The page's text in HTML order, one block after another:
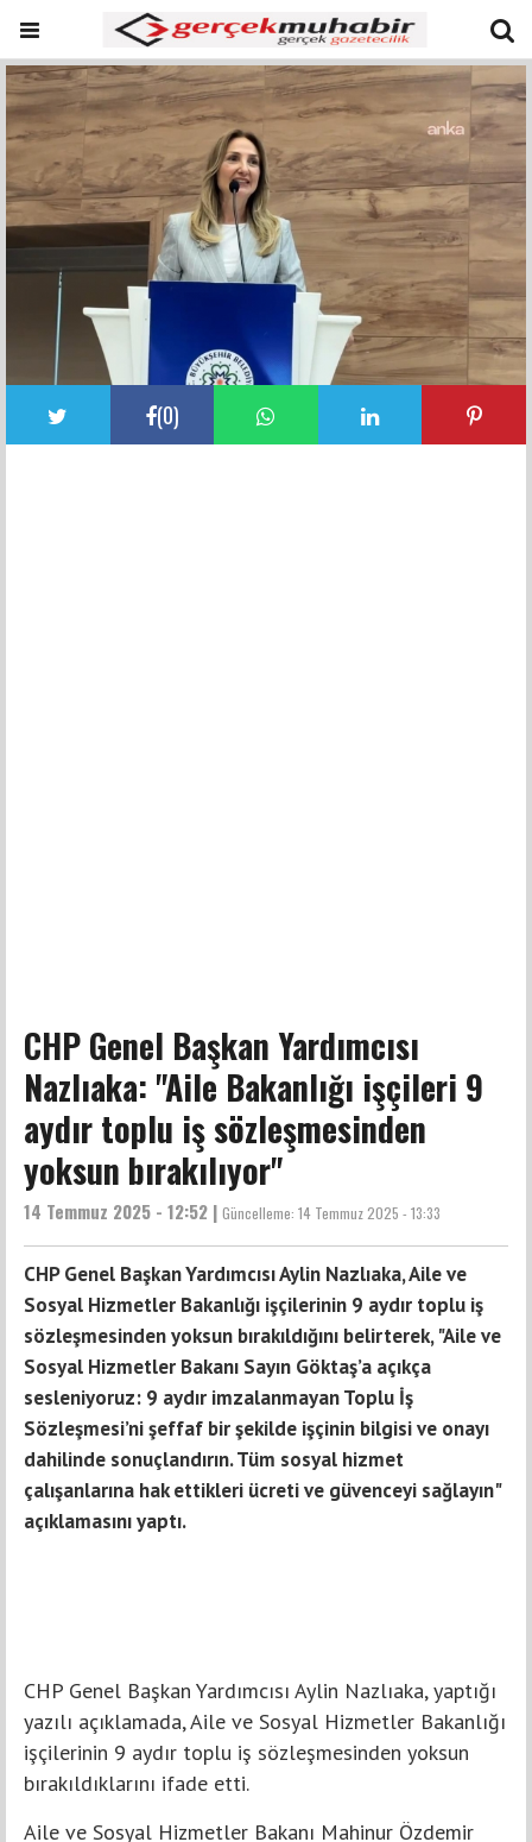
(0)
CHP Genel Başkan Yardımcısı
Nazlıaka: "Aile Bakanlığı işçileri 9
aydır toplu iş sözleşmesinden
yoksun bırakılıyor"
14 Temmuz 2025 - 12:52 | Güncelleme: 14 Temmuz 2025 - 13:33
CHP Genel Başkan Yardımcısı Aylin Nazlıaka, Aile ve
Sosyal Hizmetler Bakanlığı işçilerinin 9 aydır toplu iş
sözleşmesinden yoksun bırakıldığını belirterek, "Aile ve
Sosyal Hizmetler Bakanı Sayın Göktaş’a açıkça
sesleniyoruz: 9 aydır imzalanmayan Toplu İş
Sözleşmesi’ni şeffaf bir şekilde işçinin bilgisi ve onayı
dahilinde sonuçlandırın. Tüm sosyal hizmet
çalışanlarına hak ettikleri ücreti ve güvenceyi sağlayın"
açıklamasını yaptı.
CHP Genel Başkan Yardımcısı Aylin Nazlıaka, yaptığı
yazılı açıklamada, Aile ve Sosyal Hizmetler Bakanlığı
işçilerinin 9 aydır toplu iş sözleşmesinden yoksun
bırakıldıklarını ifade etti.
Aile ve Sosyal Hizmetler Bakanı Mahinur Özdemir